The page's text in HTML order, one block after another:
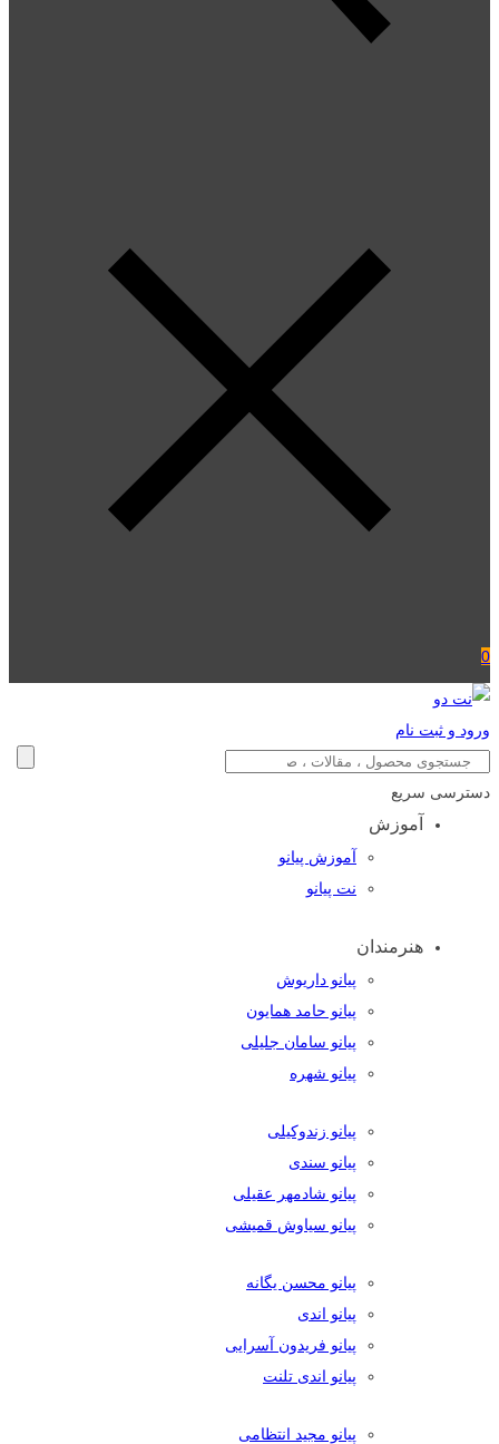
0
ورود و ثبت نام
دسترسی سریع
آموزش
آموزش پیانو
نت پیانو
هنرمندان
پیانو داریوش
پیانو حامد همایون
پیانو سامان جلیلی
پیانو شهره
پیانو زندوکیلی
پیانو سندی
پیانو شادمهر عقیلی
پیانو سیاوش قمیشی
پیانو محسن یگانه
پیانو اندی
پیانو فریدون آسرایی
پیانو اندی تلنت
پیانو مجید انتظامی